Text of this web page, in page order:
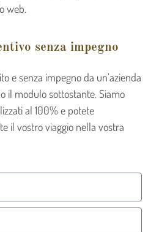
web.
senza impegno
e senza impegno da un’azienda
il modulo sottostante. Siamo
al 100% e potete
il vostro viaggio nella vostra